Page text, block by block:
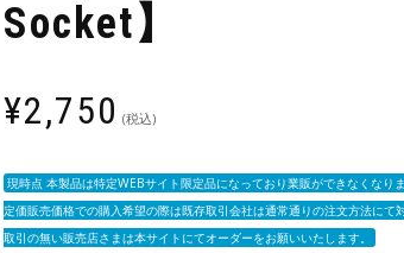
Socket】
¥2,750 (税込)
現時点 本製品は特定WEBサイト限定品になっており業販ができなくなりま
定価販売価格での購入希望の際は既存取引会社は通常通りの注文方法にて
取引の無い販売店さまは本サイトにてオーダーをお願いいたします。